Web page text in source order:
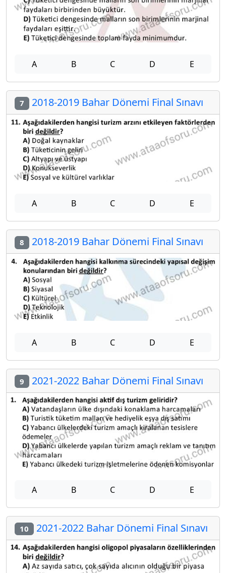
A B C D E
7 2018-2019 Bahar Dönemi Final Sınavı
A B C D E
8 2018-2019 Bahar Dönemi Final Sınavı
A B C D E
9 2021-2022 Bahar Dönemi Final Sınavı
A B C D E
10 2021-2022 Bahar Dönemi Final Sınavı